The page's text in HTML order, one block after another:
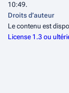
10:49.
Droits d’auteur
Le contenu est
License 1.3 ou